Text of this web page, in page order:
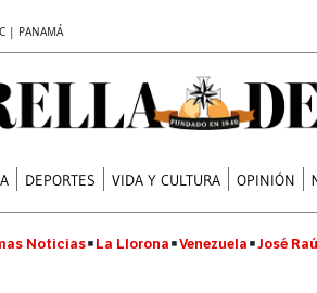
| PANAMÁ
DEPORTES VIDA Y CULTURA OPINIÓN
Noticias La Llorona Venezuela José